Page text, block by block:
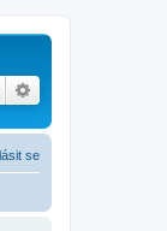
Hledat
se